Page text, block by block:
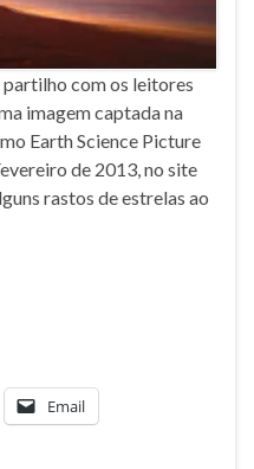
partilho com os leitores
imagem captada na
Earth Science Picture
de 2013, no site
rastos de estrelas ao
Email